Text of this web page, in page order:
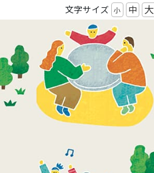
文字サイズ 小 中 大